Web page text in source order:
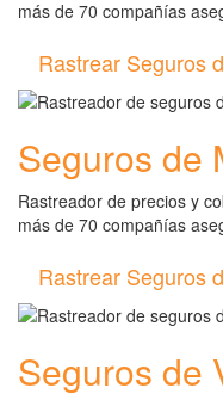
más de 70 compañías
Rastrear Seguros
Seguros de
Rastreador de precios y
más de 70 compañías
Rastrear Seguros
Seguros de